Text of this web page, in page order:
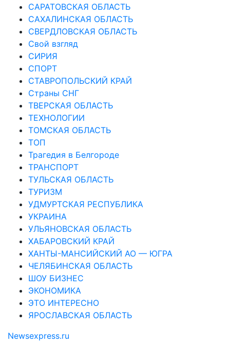
САРАТОВСКАЯ ОБЛАСТЬ
САХАЛИНСКАЯ ОБЛАСТЬ
СВЕРДЛОВСКАЯ ОБЛАСТЬ
Свой взгляд
СИРИЯ
СПОРТ
СТАВРОПОЛЬСКИЙ КРАЙ
Страны СНГ
ТВЕРСКАЯ ОБЛАСТЬ
ТЕХНОЛОГИИ
ТОМСКАЯ ОБЛАСТЬ
ТОП
Трагедия в Белгороде
ТРАНСПОРТ
ТУЛЬСКАЯ ОБЛАСТЬ
ТУРИЗМ
УДМУРТСКАЯ РЕСПУБЛИКА
УКРАИНА
УЛЬЯНОВСКАЯ ОБЛАСТЬ
ХАБАРОВСКИЙ КРАЙ
ХАНТЫ-МАНСИЙСКИЙ АО — ЮГРА
ЧЕЛЯБИНСКАЯ ОБЛАСТЬ
ШОУ БИЗНЕС
ЭКОНОМИКА
ЭТО ИНТЕРЕСНО
ЯРОСЛАВСКАЯ ОБЛАСТЬ
Newsexpress.ru